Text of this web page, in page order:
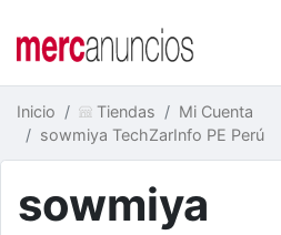
Inicio Tiendas
Mi Cuenta
sowmiya TechZarInfo PE Perú
sowmiya